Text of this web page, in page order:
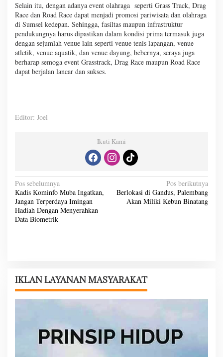
Selain itu, dengan adanya event olahraga seperti Grass Track, Drag
Race dan Road Race dapat menjadi promosi pariwisata dan olahraga
di Sumsel kedepan. Sehingga, fasiltas maupun infrastruktur
pendukungnya harus dipastikan dalam kondisi prima termasuk juga
dengan sejumlah venue lain seperti venue tenis lapangan, venue
atletik, venue aquatik, dan venue dayung, bebernya, seraya juga
berharap semoga event Grasstrack, Drag Race maupun Road Race
dapat berjalan lancar dan sukses.
Editor: Joel
Ikuti Kami
N
a
v
i
i
p
Pos sebelumnya
Kadis Kominfo Muba Ingatkan,
Jangan Terperdaya Imingan
Hadiah Dengan Menyerahkan
Data Biometrik
Pos berikutnya
Berlokasi di Gandus, Palembang
Akan Miliki Kebun Binatang
IKLAN LAYANAN MASYARAKAT